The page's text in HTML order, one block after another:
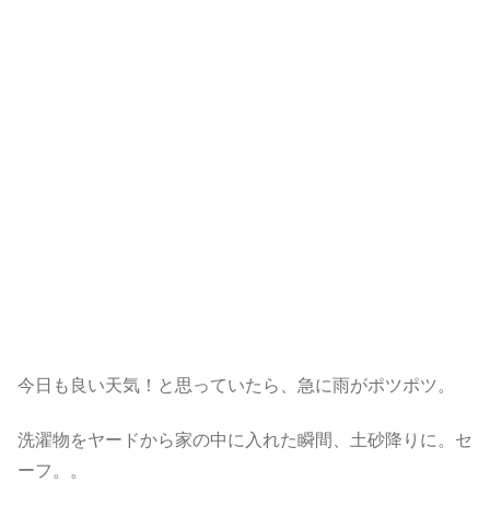
今日も良い天気！と思っていたら、急に雨がポツポツ。
洗濯物をヤードから家の中に入れた瞬間、土砂降りに。セ
ーフ。。